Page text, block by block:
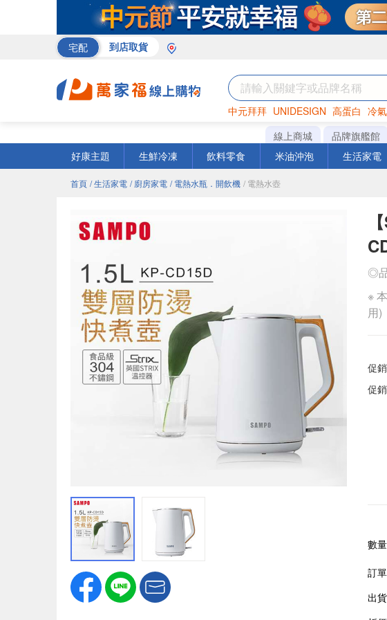
宅配 到店取貨
中元拜拜 UNIDESIGN 高蛋白 冷
罐頭 咖啡 海苔
線上商城 品牌旗艦館
好康主題
生鮮冷凍 飲料零食 米油沖泡 生活家電
首頁 / 生活家電 / 廚房家電 / 電熱水瓶．開飲機 / 電熱水壺
◎
※
用)
促
促
數量
訂
出